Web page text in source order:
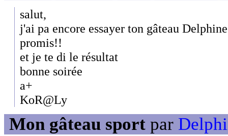
salut,
j'ai pa encore essayer ton gâteau
promis!!
et je te di le résultat
bonne soirée
a+
KoR@Ly
Mon gâteau sport par